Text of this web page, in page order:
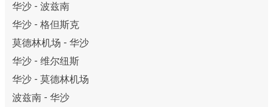
华沙 - 波兹南
华沙 - 格但斯克
莫德林机场 - 华沙
华沙 - 维尔纽斯
华沙 - 莫德林机场
波兹南 - 华沙